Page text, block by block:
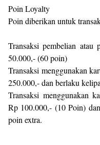
Poin Loyalty
Poin diberikan untuk
Transaksi pembelian
50.000,- (60 poin)
Transaksi menggunakan
250.000,- dan berlaku
Transaksi menggunakan
Rp 100.000,- (10 Poin)
poin extra.